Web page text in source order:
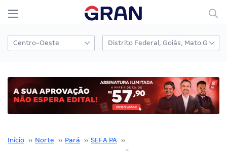
Início ›› Norte ›› Pará ›› SEFA PA ››